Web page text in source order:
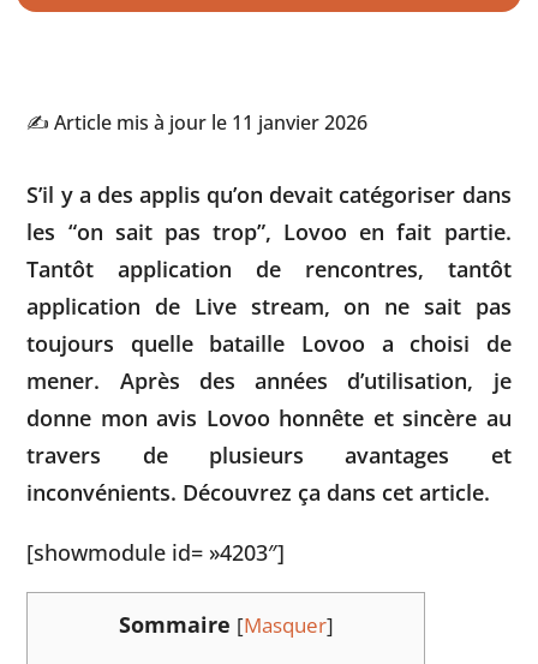
✍️ Article mis à jour le 11 janvier 2026
S’il y a des applis qu’on devait catégoriser dans
les “on sait pas trop”, Lovoo en fait partie.
Tantôt application de rencontres, tantôt
application de Live stream, on ne sait pas
toujours quelle bataille Lovoo a choisi de
mener. Après des années d’utilisation, je
donne mon avis Lovoo honnête et sincère au
travers de plusieurs avantages et
inconvénients. Découvrez ça dans cet article.
[showmodule id= »4203″]
Sommaire [Masquer]